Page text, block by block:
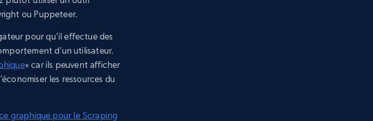
ou Puppeteer.
pour qu’il effectue des
d’un utilisateur.
» car ils peuvent afficher
les ressources du
graphique pour le Scraping